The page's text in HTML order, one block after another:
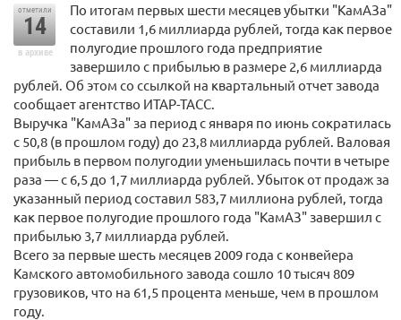
отметили
14
в архиве
По итогам первых шести месяцев убытки "КамАЗа"
составили 1,6 миллиарда рублей, тогда как первое
полугодие прошлого года предприятие
завершило с прибылью в размере 2,6 миллиарда
рублей. Об этом со ссылкой на квартальный отчет завода
сообщает агентство ИТАР-ТАСС.
Выручка "КамАЗа" за период с января по июнь сократилась
с 50,8 (в прошлом году) до 23,8 миллиарда рублей. Валовая
прибыль в первом полугодии уменьшилась почти в четыре
раза — с 6,5 до 1,7 миллиарда рублей. Убыток от продаж за
указанный период составил 583,7 миллиона рублей, тогда
как первое полугодие прошлого года "КамАЗ" завершил с
прибылью 3,7 миллиарда рублей.
Всего за первые шесть месяцев 2009 года с конвейера
Камского автомобильного завода сошло 10 тысяч 809
грузовиков, что на 61,5 процента меньше, чем в прошлом
году.